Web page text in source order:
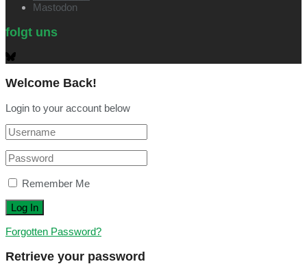
Mastodon
folgt uns
Welcome Back!
Login to your account below
Remember Me
Forgotten Password?
Retrieve your password